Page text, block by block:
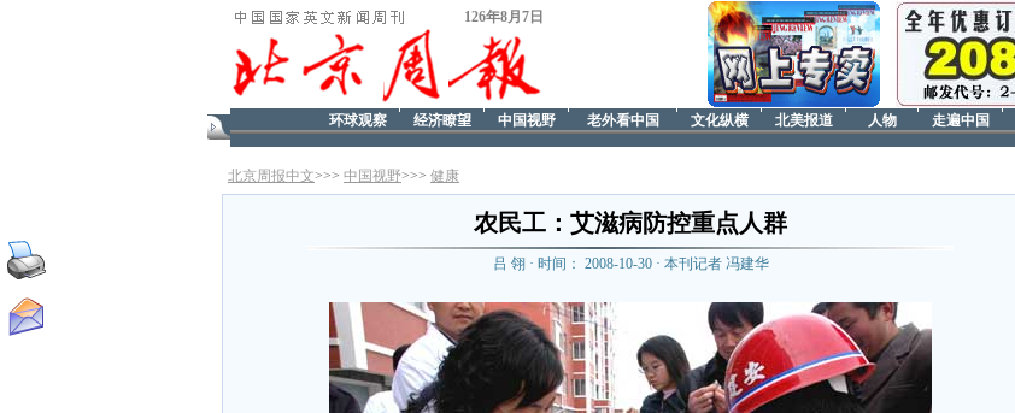
126年8月7日
走遍中国
人物
北美报道
文化纵横
老外看中国
中国视野
经济瞭望
环球观察
北京周报中文>>> 中国视野>>> 健康
农民工：艾滋病防控重点人群
吕 翎 · 时间： 2008-10-30 · 本刊记者 冯建华